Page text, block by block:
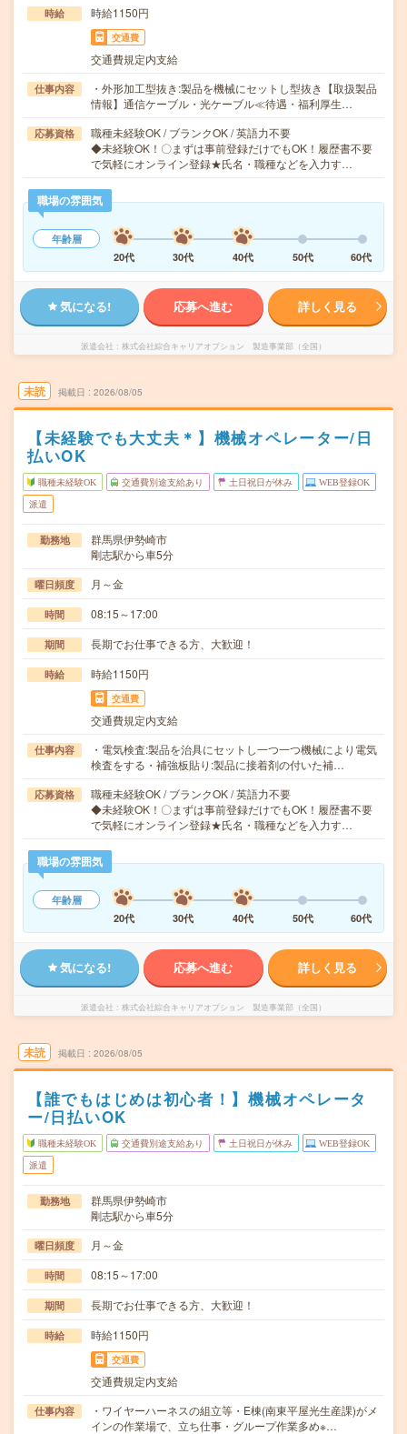
時給 時給1150円
交通費
交通費規定内支給
仕事内容
・外形加工型抜き:製品を機械にセットし型抜き【取扱製品
情報】通信ケーブル・光ケーブル≪待遇・福利厚生…
応募資格
職種未経験OK / ブランクOK / 英語力不要
◆未経験OK！〇まずは事前登録だけでもOK！履歴書不要
で気軽にオンライン登録★氏名・職種などを入力す…
職場の雰囲気
年齢層
20代
30代 40代 50代 60代
気になる! 応募へ進む 詳しく見る
派遣会社 株式会社綜合キャリアオプション 製造事業部（全国）
未読 掲載日 2026/08/05
【未経験でも大丈夫＊】機械オペレーター/日
払いOK
職種未経験OK 交通費別途支給あり 土日祝日が休み WEB登録OK
派遣
勤務地
群馬県伊勢崎市
剛志駅から車5分
曜日頻度 月～金
時間 08:15～17:00
期間 長期でお仕事できる方、大歓迎！
時給 時給1150円
交通費
交通費規定内支給
仕事内容
・電気検査:製品を治具にセットし一つ一つ機械により電気
検査をする・補強板貼り:製品に接着剤の付いた補…
応募資格
職種未経験OK / ブランクOK / 英語力不要
◆未経験OK！〇まずは事前登録だけでもOK！履歴書不要
で気軽にオンライン登録★氏名・職種などを入力す…
職場の雰囲気
年齢層
20代
30代 40代 50代 60代
気になる! 応募へ進む 詳しく見る
派遣会社 株式会社綜合キャリアオプション 製造事業部（全国）
未読 掲載日 2026/08/05
【誰でもはじめは初心者！】機械オペレータ
ー/日払いOK
職種未経験OK 交通費別途支給あり 土日祝日が休み WEB登録OK
派遣
勤務地
群馬県伊勢崎市
剛志駅から車5分
曜日頻度 月～金
時間 08:15～17:00
期間 長期でお仕事できる方、大歓迎！
時給 時給1150円
交通費
交通費規定内支給
仕事内容
・ワイヤーハーネスの組立等・E棟(南東平屋光生産課)がメ
インの作業場で、立ち仕事・グループ作業多め※…